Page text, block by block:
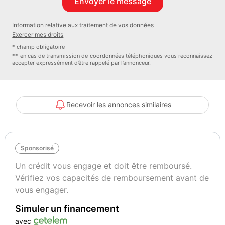
GRIS
Puissance réelle
110
Vignette Crit’Air
Garantie mécanique
6 mois
Information relative aux traitement de vos données
Exercer mes droits
* champ obligatoire
** en cas de transmission de coordonnées téléphoniques vous reconnaissez
accepter expressément d’être rappelé par l’annonceur.
Recevoir les annonces similaires
Sponsorisé
Un crédit vous engage et doit être remboursé.
Vérifiez vos capacités de remboursement avant de
vous engager.
Simuler un financement
avec